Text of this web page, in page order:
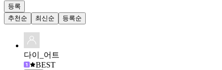
등록
추천순
최신순 등록순
다이_어트
BEST